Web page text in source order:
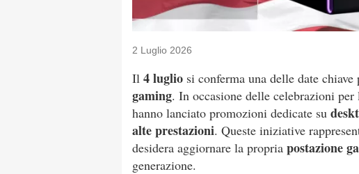
2 Luglio 2026
Il 4 luglio si conferma una delle date
gaming. In occasione delle celebrazioni
hanno lanciato promozioni dedicate su
alte prestazioni. Queste iniziative
desidera aggiornare la propria postazione
generazione.